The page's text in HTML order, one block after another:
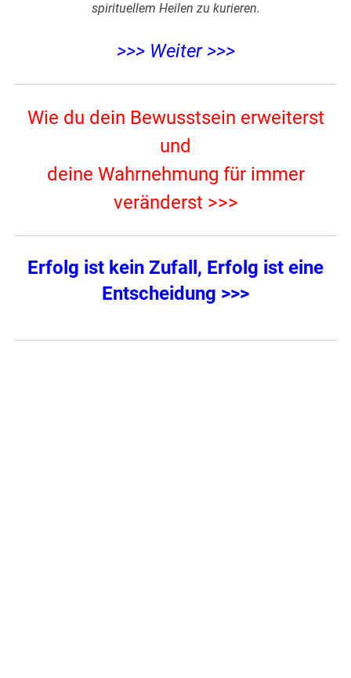
spirituellem Heilen zu kurieren.
>>> Weiter >>>
Wie du dein Bewusstsein erweiterst
und
deine Wahrnehmung für immer
veränderst >>>
Erfolg ist kein Zufall, Erfolg ist eine
Entscheidung >>>